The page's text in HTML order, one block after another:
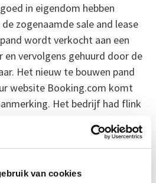
van cookies
in eigendom hebben
zogenaamde sale and lease
wordt verkocht aan een
vervolgens gehuurd door de
Het nieuw te bouwen pand
website Booking.com komt
Het bedrijf had flink
bouwen pand willen zij echter
gebruiken, de
daarin zijn nog niet veranderd.